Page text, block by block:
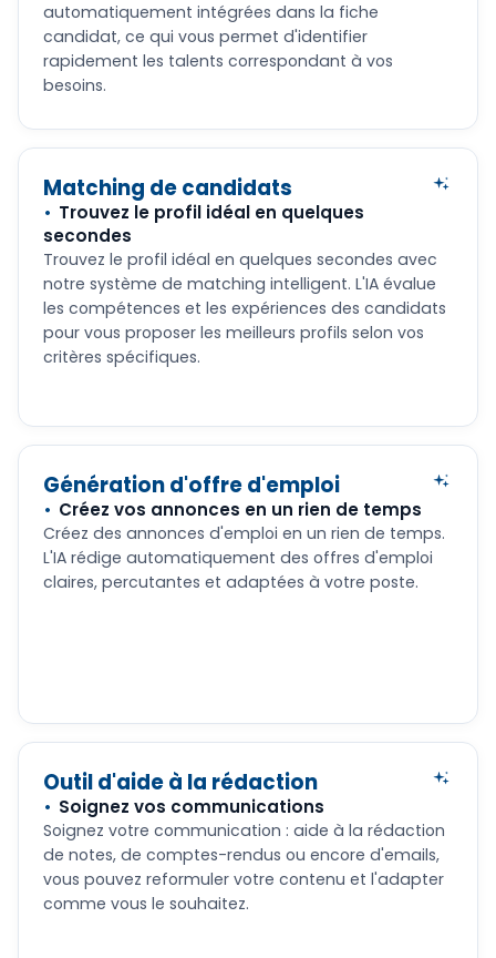
automatiquement intégrées dans la fiche
candidat, ce qui vous permet d'identifier
rapidement les talents correspondant à vos
besoins.
Matching de candidats
Trouvez le profil idéal en quelques
secondes
Trouvez le profil idéal en quelques secondes avec
notre système de matching intelligent. L'IA évalue
les compétences et les expériences des candidats
pour vous proposer les meilleurs profils selon vos
critères spécifiques.
Génération d'offre d'emploi
Créez vos annonces en un rien de temps
Créez des annonces d'emploi en un rien de temps.
L'IA rédige automatiquement des offres d'emploi
claires, percutantes et adaptées à votre poste.
Outil d'aide à la rédaction
Soignez vos communications
Soignez votre communication : aide à la rédaction
de notes, de comptes-rendus ou encore d'emails,
vous pouvez reformuler votre contenu et l'adapter
comme vous le souhaitez.